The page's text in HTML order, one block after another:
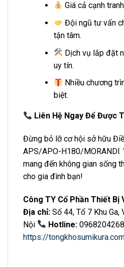
Giá cả cạnh
Đội ngũ tư vấn
tận tâm.
Dịch vụ lắp đặt
uy tín.
Nhiều chương
biệt.
Liên Hệ Ngay Để Được
Đừng bỏ lỡ cơ hội sở hữu
APS/APO-H180/MORANDI
mang đến không gian sống
cho gia đình bạn!
Công TY Cổ Phần Thiết Bị
Địa chỉ: Số 44, Tổ 7 Khu Ga,
Nội
Hotline: 0968204268
https://